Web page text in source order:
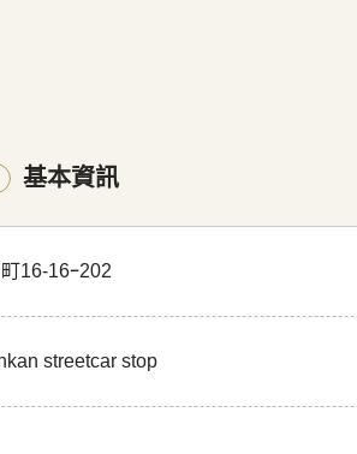
基本資訊
16-16ｰ202
streetcar stop